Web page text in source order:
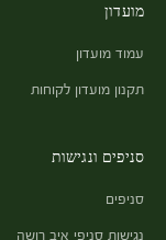
מועדון
עמוד מועדון
תקנון מועדון לקוחות
סניפים ונגישות
סניפים
נגישות סניפי איב רושה